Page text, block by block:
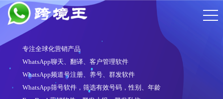
WhatsApp频道号注册软件
注册6段频道号
操作简单，注册账号质量高
对接多家接码平台、API通道